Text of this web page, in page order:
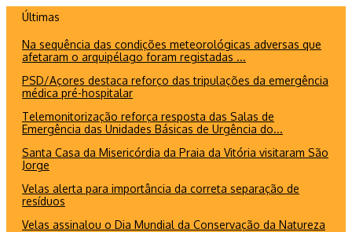
conteúdo
Últimas
Na sequência das condições meteorológicas adversas que
afetaram o arquipélago foram registadas ...
PSD/Açores destaca reforço das tripulações da emergência
médica pré-hospitalar
Telemonitorização reforça resposta das Salas de
Emergência das Unidades Básicas de Urgência do...
Santa Casa da Misericórdia da Praia da Vitória visitaram São
Jorge
Velas alerta para importância da correta separação de
resíduos
Velas assinalou o Dia Mundial da Conservação da Natureza